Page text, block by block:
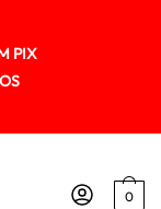
PIX
0